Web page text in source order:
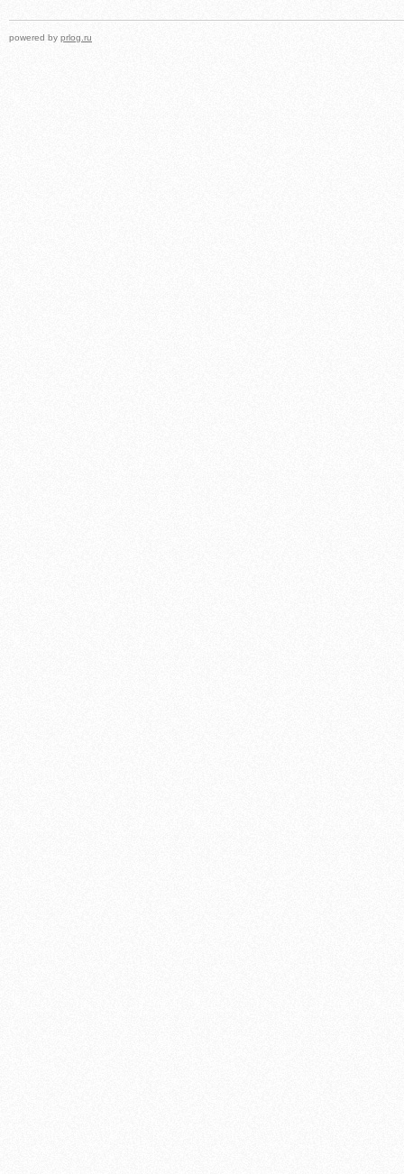
powered by prlog.ru